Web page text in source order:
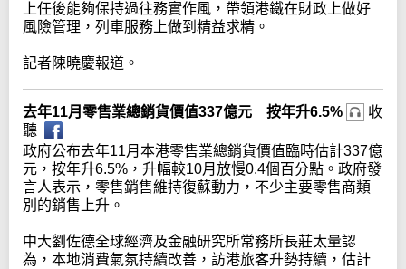
上任後能夠保持過往務實作風，帶領港鐵在財政上做好
風險管理，列車服務上做到精益求精。
記者陳曉慶報道。
去年11月零售業總銷貨價值337億元 按年升6.5%
收
聽
政府公布去年11月本港零售業總銷貨價值臨時估計337億
元，按年升6.5%，升幅較10月放慢0.4個百分點。政府發
言人表示，零售銷售維持復蘇動力，不少主要零售商類
別的銷售上升。
中大劉佐德全球經濟及金融研究所常務所長莊太量認
為，本地消費氣氛持續改善，訪港旅客升勢持續，估計